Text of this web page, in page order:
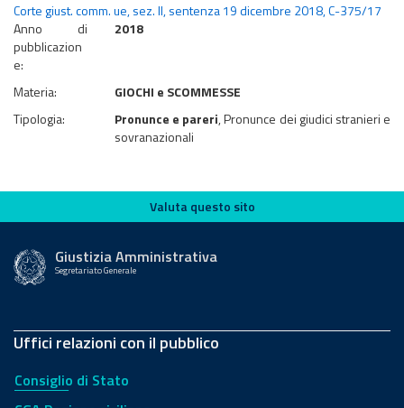
Corte giust. comm. ue, sez. II, sentenza 19 dicembre 2018, C-375/17
Anno di
pubblicazion
e:
2018
Materia:
GIOCHI e SCOMMESSE
Tipologia:
Pronunce e pareri, Pronunce dei giudici stranieri e
sovranazionali
Valuta questo sito
Valuta questo sito
Giustizia Amministrativa
Segretariato Generale
Uffici relazioni con il pubblico
Consiglio di Stato